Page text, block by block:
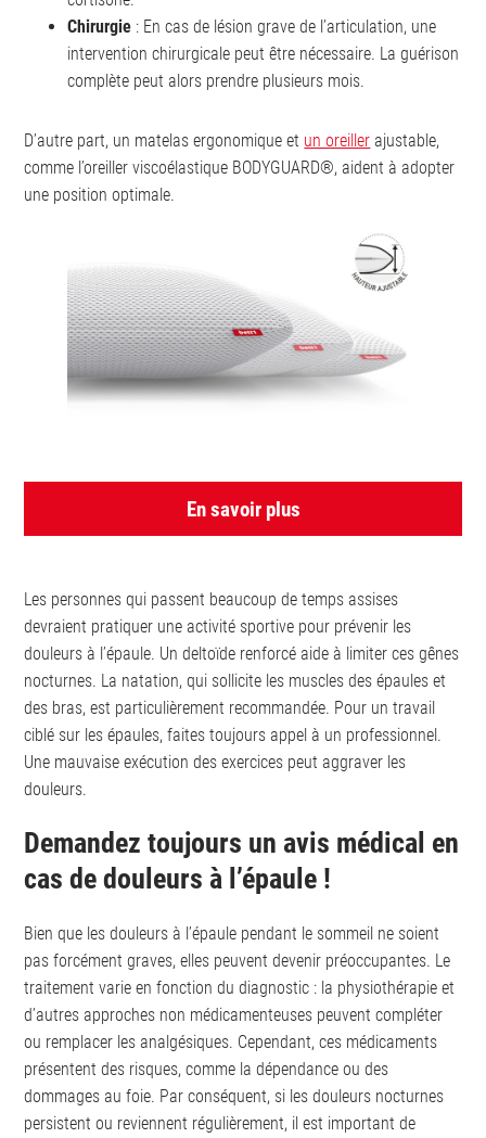
Chirurgie : En cas de lésion grave de l’articulation, une
intervention chirurgicale peut être nécessaire. La guérison
complète peut alors prendre plusieurs mois.
D’autre part, un matelas ergonomique et un oreiller ajustable,
comme l’oreiller viscoélastique BODYGUARD®, aident à adopter
une position optimale.
En savoir plus
Les personnes qui passent beaucoup de temps assises
devraient pratiquer une activité sportive pour prévenir les
douleurs à l’épaule. Un deltoïde renforcé aide à limiter ces gênes
nocturnes. La natation, qui sollicite les muscles des épaules et
des bras, est particulièrement recommandée. Pour un travail
ciblé sur les épaules, faites toujours appel à un professionnel.
Une mauvaise exécution des exercices peut aggraver les
douleurs.
Demandez toujours un avis médical en
cas de douleurs à l’épaule !
Bien que les douleurs à l’épaule pendant le sommeil ne soient
pas forcément graves, elles peuvent devenir préoccupantes. Le
traitement varie en fonction du diagnostic : la physiothérapie et
d’autres approches non médicamenteuses peuvent compléter
ou remplacer les analgésiques. Cependant, ces médicaments
présentent des risques, comme la dépendance ou des
dommages au foie. Par conséquent, si les douleurs nocturnes
persistent ou reviennent régulièrement, il est important de